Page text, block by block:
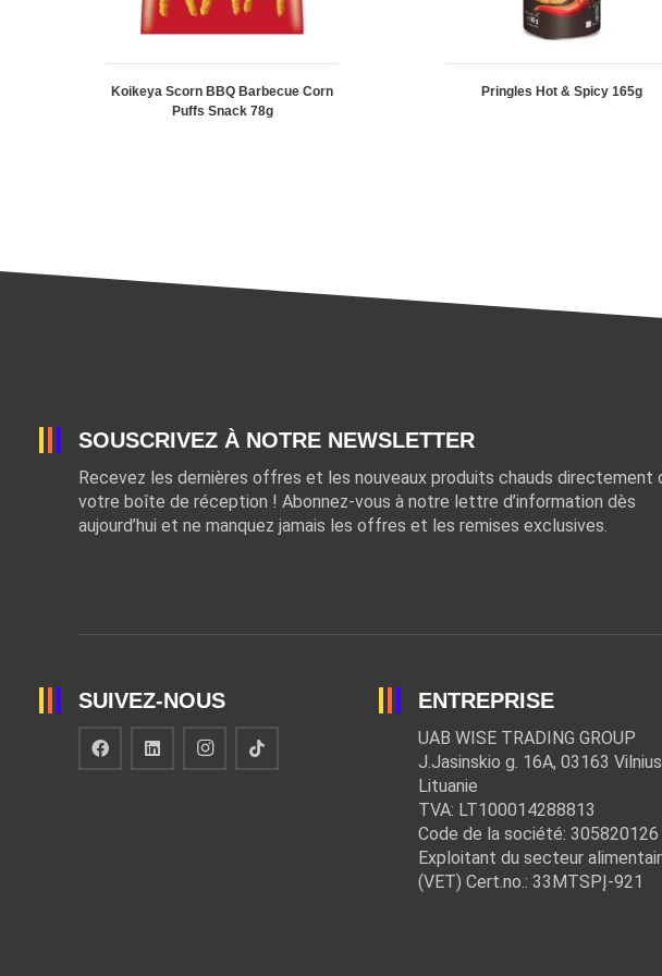
Koikeya Scorn BBQ Barbecue Corn
Puffs Snack 78g
Pringles Hot & Spicy 165g
SOUSCRIVEZ À NOTRE NEWSLETTER
Recevez les dernières offres et les nouveaux produits chauds directement
votre boîte de réception ! Abonnez-vous à notre lettre d’information dès
aujourd’hui et ne manquez jamais les offres et les remises exclusives.
SUIVEZ-NOUS ENTREPRISE
UAB WISE TRADING GROUP
J.Jasinskio g. 16A, 03163
Lituanie
TVA: LT100014288813
Code de la société: 305820126
Exploitant du secteur
(VET) Cert.no.: 33MTSPĮ-921